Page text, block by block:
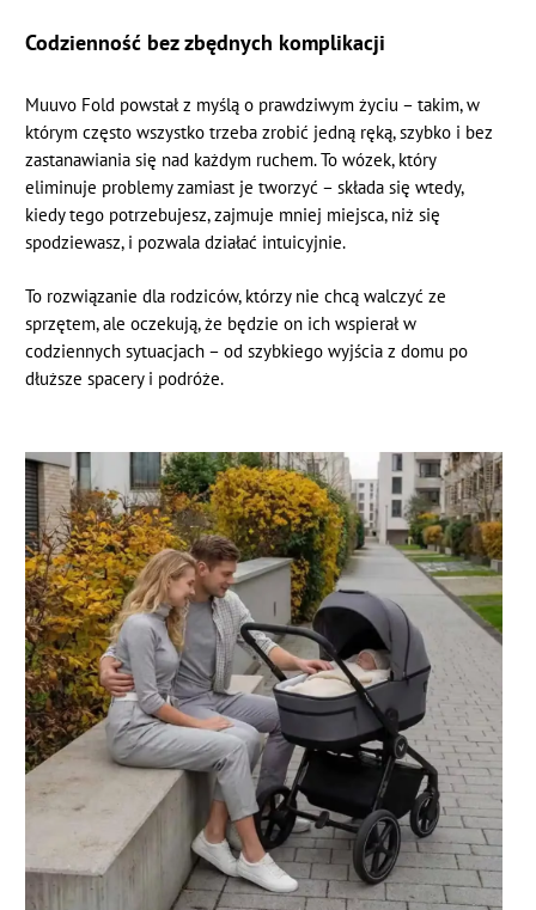
Codzienność bez zbędnych komplikacji
Muuvo Fold powstał z myślą o prawdziwym życiu – takim, w
którym często wszystko trzeba zrobić jedną ręką, szybko i bez
zastanawiania się nad każdym ruchem. To wózek, który
eliminuje problemy zamiast je tworzyć – składa się wtedy,
kiedy tego potrzebujesz, zajmuje mniej miejsca, niż się
spodziewasz, i pozwala działać intuicyjnie.
To rozwiązanie dla rodziców, którzy nie chcą walczyć ze
sprzętem, ale oczekują, że będzie on ich wspierał w
codziennych sytuacjach – od szybkiego wyjścia z domu po
dłuższe spacery i podróże.